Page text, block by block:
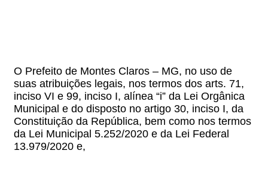
O Prefeito de Montes Claros – MG, no uso de
suas atribuições legais, nos termos dos arts. 71,
inciso VI e 99, inciso I, alínea “i” da Lei Orgânica
Municipal e do disposto no artigo 30, inciso I, da
Constituição da República, bem como nos termos
da Lei Municipal 5.252/2020 e da Lei Federal
13.979/2020 e,